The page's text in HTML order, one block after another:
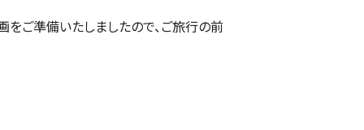
をご準備いたしましたので、ご旅行の前